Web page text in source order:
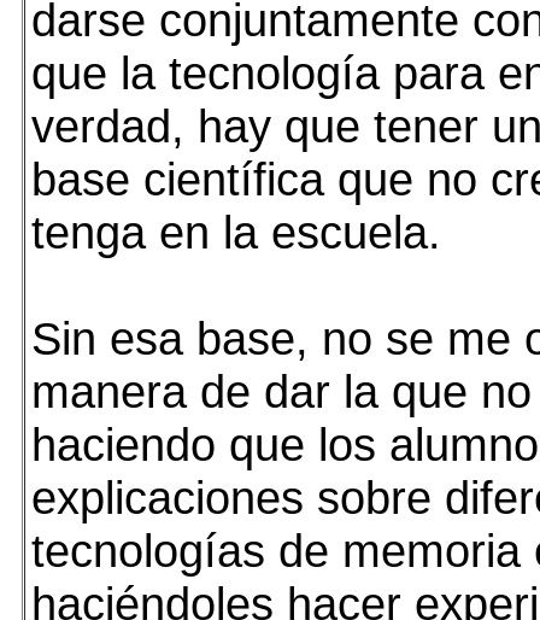
darse conjuntamente
que la tecnología para
verdad, hay que tener
base científica que no
tenga en la escuela.
Sin esa base, no se me
manera de dar la que
haciendo que los
explicaciones sobre
tecnologías de memoria
haciéndoles hacer